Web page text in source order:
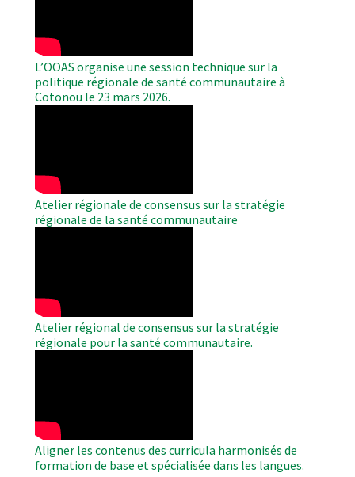
L’OOAS organise une session technique sur la
politique régionale de santé communautaire à
Cotonou le 23 mars 2026.
Atelier régionale de consensus sur la stratégie
régionale de la santé communautaire
Atelier régional de consensus sur la stratégie
régionale pour la santé communautaire.
Aligner les contenus des curricula harmonisés de
formation de base et spécialisée dans les langues.